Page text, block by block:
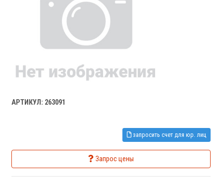
АРТИКУЛ: 263091
запросить счет для юр. лиц
Запрос цены